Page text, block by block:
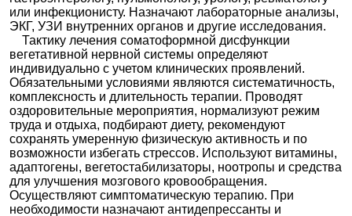
или инфекционисту. Назначают лабораторные анализы,
ЭКГ, УЗИ внутренних органов и другие исследования.
Тактику лечения соматоформной дисфункции
вегетативной нервной системы определяют
индивидуально с учетом клинических проявлений.
Обязательными условиями являются систематичность,
комплексность и длительность терапии. Проводят
оздоровительные мероприятия, нормализуют режим
труда и отдыха, подбирают диету, рекомендуют
сохранять умеренную физическую активность и по
возможности избегать стрессов. Используют витамины,
адаптогены, вегетостабилизаторы, ноотропы и средства
для улучшения мозгового кровообращения.
Осуществляют симптоматическую терапию. При
необходимости назначают антидепрессанты и